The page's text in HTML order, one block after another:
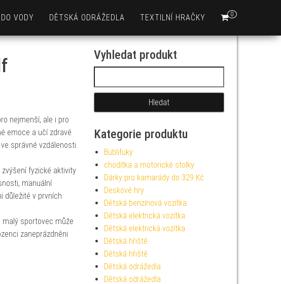
0
VODY DĚTSKÁ ODRÁŽEDLA TEXTILNÍ HRAČKY
nejmenší, ale i pro
emoce a učí zdravé
správné vzdálenosti.
fyzické aktivity
manuální
důležité v prvních
malý sportovec může
zaneprázdněni
Vyhledat produkt
Kategorie produktu
Bublifuky
chodítka a motorické stolky
Dárky pro kamarády do 329 Kč
Deskové hry
Dětská benzínová vozítka
Dětská elektrická vozítka
Dětská elektrická vozítka
Dětská hřiště
Dětská hřiště
Dětská odrážedla
Dětská odrážedla